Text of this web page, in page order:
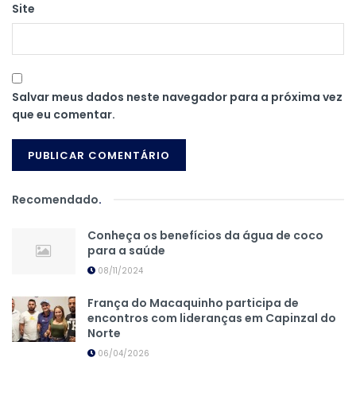
Site
Salvar meus dados neste navegador para a próxima vez
que eu comentar.
Recomendado.
Conheça os benefícios da água de coco
para a saúde
08/11/2024
França do Macaquinho participa de
encontros com lideranças em Capinzal do
Norte
06/04/2026